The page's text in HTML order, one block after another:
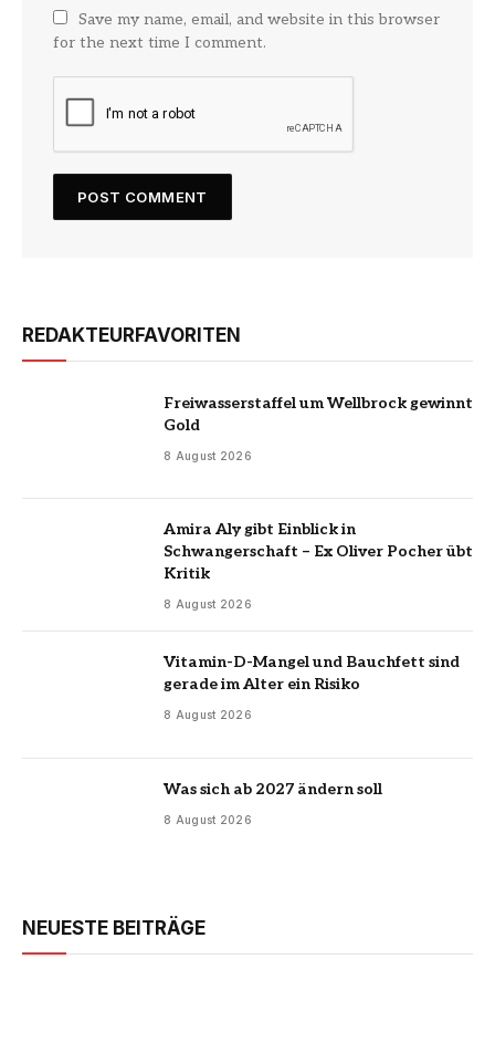
Save my name, email, and website in this browser
for the next time I comment.
REDAKTEURFAVORITEN
Freiwasserstaffel um Wellbrock gewinnt
Gold
8 August 2026
Amira Aly gibt Einblick in
Schwangerschaft – Ex Oliver Pocher übt
Kritik
8 August 2026
Vitamin-D-Mangel und Bauchfett sind
gerade im Alter ein Risiko
8 August 2026
Was sich ab 2027 ändern soll
8 August 2026
NEUESTE BEITRÄGE